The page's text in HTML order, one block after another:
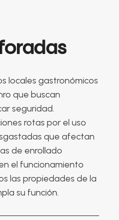
locales gastronómicos
que buscan
seguridad.
rotas por el uso
que afectan
de enrollado
el funcionamiento
las propiedades de la
su función.